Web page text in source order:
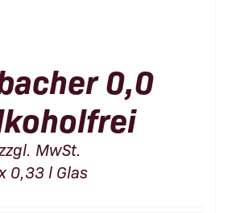
0,0
MwSt.
0,33 l Glas